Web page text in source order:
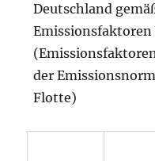
Deutschland
Emissionsfaktoren
der
Flotte)